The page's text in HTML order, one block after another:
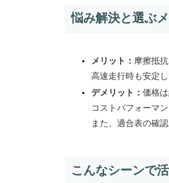
悩み解決と選ぶ
メリット： 摩擦抵
高速走行時も安定
デメリット： 価格
コストパフォーマ
また、適合表の確
こんなシーンで